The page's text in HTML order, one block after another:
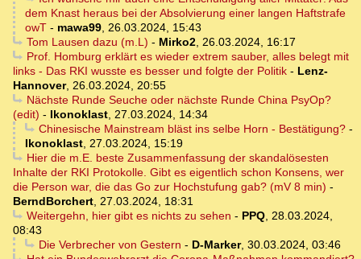
dem Knast heraus bei der Absolvierung einer langen Haftstrafe
owT - mawa99, 26.03.2024, 15:43
Tom Lausen dazu (m.L) - Mirko2, 26.03.2024, 16:17
Prof. Homburg erklärt es wieder extrem sauber, alles belegt mit
links - Das RKI wusste es besser und folgte der Politik - Lenz-
Hannover, 26.03.2024, 20:55
Nächste Runde Seuche oder nächste Runde China PsyOp?
(edit) - Ikonoklast, 27.03.2024, 14:34
Chinesische Mainstream bläst ins selbe Horn - Bestätigung?-
Ikonoklast, 27.03.2024, 15:19
Hier die m.E. beste Zusammenfassung der skandalösesten
Inhalte der RKI Protokolle. Gibt es eigentlich schon Konsens, wer
die Person war, die das Go zur Hochstufung gab? (mV 8 min) -
BerndBorchert, 27.03.2024, 18:31
Weitergehn, hier gibt es nichts zu sehen - PPQ, 28.03.2024,
08:43
Die Verbrecher von Gestern - D-Marker, 30.03.2024, 03:46